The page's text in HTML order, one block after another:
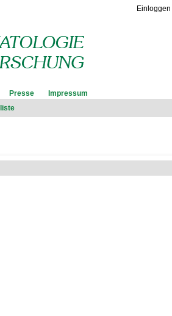
Einloggen
Presse
Impressum